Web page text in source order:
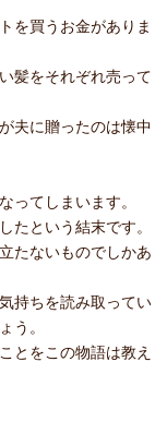
を買うお金がありま
髪をそれぞれ売って
夫に贈ったのは懐中
ってしまいます。
たという結末です。
たないものでしかあ
持ちを読み取ってい
う。
とをこの物語は教え